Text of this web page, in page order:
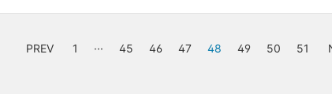
PREV 1 ··· 45 46 47 48 49 50 51